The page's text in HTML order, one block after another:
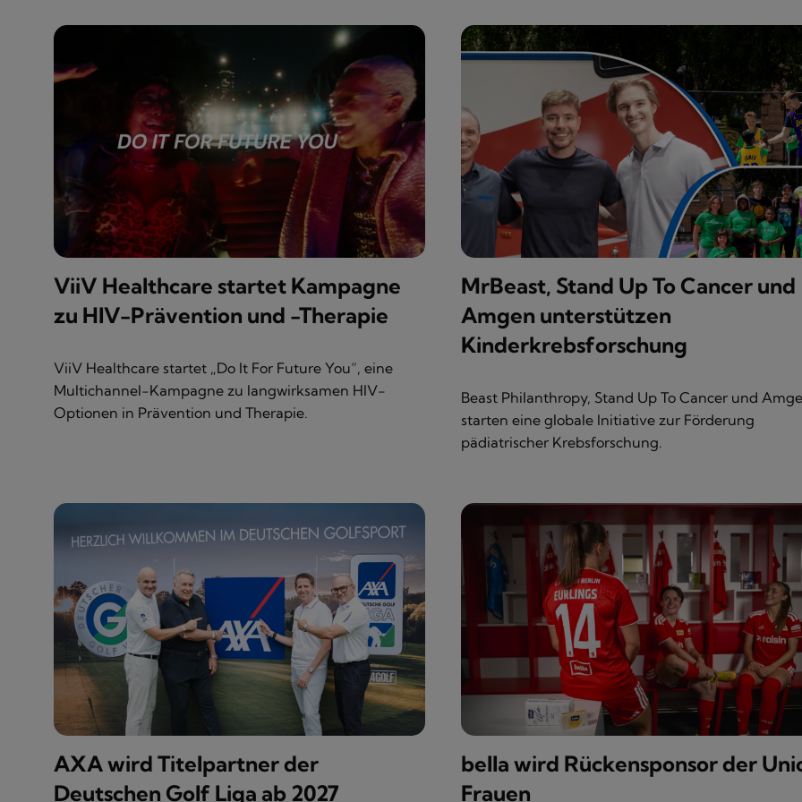
ViiV Healthcare startet Kampagne
zu HIV-Prävention und -Therapie
ViiV Healthcare startet „Do It For Future You“, eine
Multichannel-Kampagne zu langwirksamen HIV-
Optionen in Prävention und Therapie.
MrBeast, Stand Up To Cancer und
Amgen unterstützen
Kinderkrebsforschung
Beast Philanthropy, Stand Up To Cancer und
starten eine globale Initiative zur Förderung
pädiatrischer Krebsforschung.
AXA wird Titelpartner der
Deutschen Golf Liga ab 2027
bella wird Rückensponsor der
Frauen